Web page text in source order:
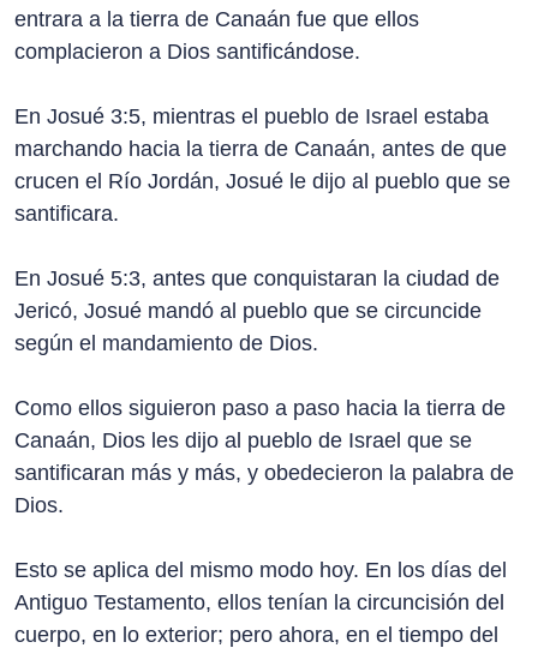
entrara a la tierra de Canaán fue que ellos
complacieron a Dios santificándose.
En Josué 3:5, mientras el pueblo de Israel estaba
marchando hacia la tierra de Canaán, antes de que
crucen el Río Jordán, Josué le dijo al pueblo que se
santificara.
En Josué 5:3, antes que conquistaran la ciudad de
Jericó, Josué mandó al pueblo que se circuncide
según el mandamiento de Dios.
Como ellos siguieron paso a paso hacia la tierra de
Canaán, Dios les dijo al pueblo de Israel que se
santificaran más y más, y obedecieron la palabra de
Dios.
Esto se aplica del mismo modo hoy. En los días del
Antiguo Testamento, ellos tenían la circuncisión del
cuerpo, en lo exterior; pero ahora, en el tiempo del